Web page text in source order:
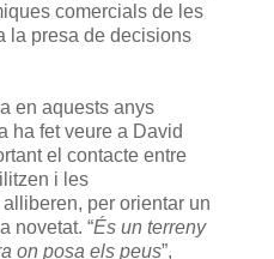
comercials de les
la presa de decisions
en aquests anys
ha fet veure a David
el contacte entre
i les
per orientar un
novetat. “És un terreny
on posa els peus”,